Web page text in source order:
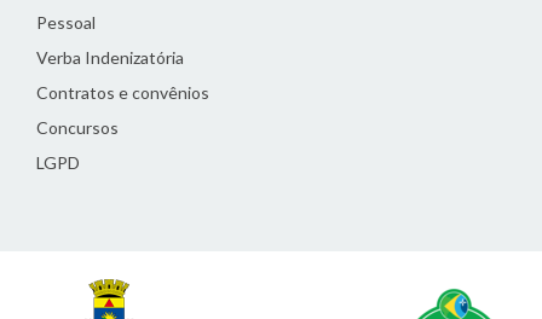
Pessoal
Verba Indenizatória
Contratos e convênios
Concursos
LGPD